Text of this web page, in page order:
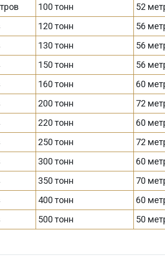
100 тонн 52
120 тонн 56
130 тонн 56
150 тонн 56
160 тонн 60
200 тонн 72
220 тонн 60
250 тонн 72
300 тонн 60
350 тонн 70
400 тонн 60
500 тонн 50